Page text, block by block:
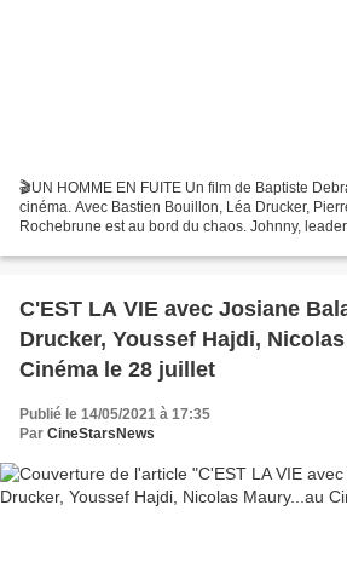
🎬UN HOMME EN FUITE Un film de Baptiste
cinéma. Avec Bastien Bouillon, Léa Drucker,
Rochebrune est au bord du chaos. Johnny,
C'EST LA VIE avec Josiane
Drucker, Youssef Hajdi,
Cinéma le 28 juillet
Publié le 14/05/2021 à 17:35
Par CineStarsNews